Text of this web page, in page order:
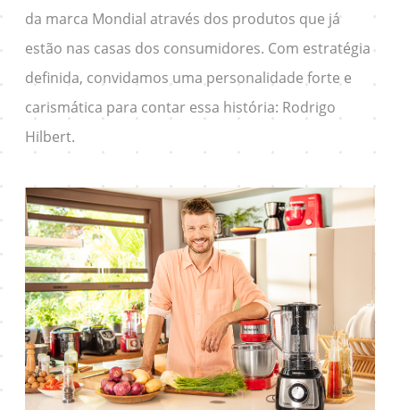
da marca Mondial através dos produtos que já
estão nas casas dos consumidores. Com estratégia
definida, convidamos uma personalidade forte e
carismática para contar essa história: Rodrigo
Hilbert.